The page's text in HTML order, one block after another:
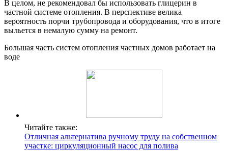
В целом, не рекомендовал бы использовать глицерин в
частной системе отопления. В перспективе велика
вероятность порчи трубопровода и оборудования, что в итоге
выльется в немалую сумму на ремонт.
Большая часть систем отопления частных домов работает на
воде
Читайте также:
Отличная альтернатива ручному труду на собственном
участке: циркуляционный насос для полива